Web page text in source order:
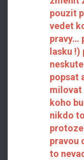
pouzit
vedet
pravy…
lasku !)
popsat
milovat
koho
nikdo
pravou
to